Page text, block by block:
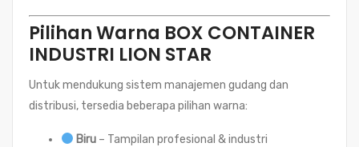
Pilihan Warna BOX CONTAINER
INDUSTRI LION STAR
Untuk mendukung sistem manajemen gudang dan
distribusi, tersedia beberapa pilihan warna:
Biru– Tampilan profesional & industri